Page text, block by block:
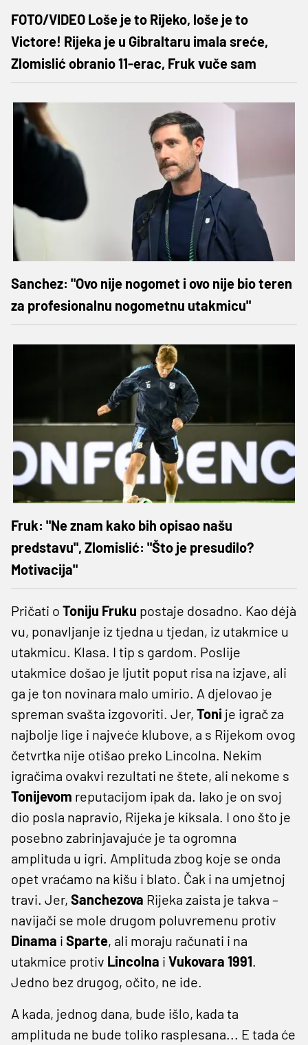
FOTO/VIDEO Loše je to Rijeko, loše je to
Victore! Rijeka je u Gibraltaru imala sreće,
Zlomislić obranio 11-erac, Fruk vuče sam
Sanchez: "Ovo nije nogomet i ovo nije bio teren
za profesionalnu nogometnu utakmicu"
Fruk: "Ne znam kako bih opisao našu
predstavu", Zlomislić: "Što je presudilo?
Motivacija"
Pričati o Toniju Fruku postaje dosadno. Kao déjà
vu, ponavljanje iz tjedna u tjedan, iz utakmice u
utakmicu. Klasa. I tip s gardom. Poslije
utakmice došao je ljutit poput risa na izjave, ali
ga je ton novinara malo umirio. A djelovao je
spreman svašta izgovoriti. Jer, Toni je igrač za
najbolje lige i najveće klubove, a s Rijekom ovog
četvrtka nije otišao preko Lincolna. Nekim
igračima ovakvi rezultati ne štete, ali nekome s
Tonijevom reputacijom ipak da. Iako je on svoj
dio posla napravio, Rijeka je kiksala. I ono što je
posebno zabrinjavajuće je ta ogromna
amplituda u igri. Amplituda zbog koje se onda
opet vraćamo na kišu i blato. Čak i na umjetnoj
travi. Jer, Sanchezova Rijeka zaista je takva –
navijači se mole drugom poluvremenu protiv
Dinama i Sparte, ali moraju računati i na
utakmice protiv Lincolna i Vukovara 1991
Jedno bez drugog, očito, ne ide.
A kada, jednog dana, bude išlo, kada ta
amplituda ne bude toliko rasplesana... E tada će